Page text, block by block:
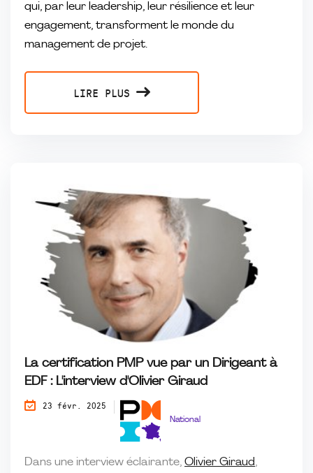
qui, par leur leadership, leur résilience et leur
engagement, transforment le monde du
management de projet.
LIRE PLUS
La certification PMP vue par un Dirigeant à
EDF : L'interview d'Olivier Giraud
23 févr. 2025
National
Dans une interview éclairante, Olivier Giraud,